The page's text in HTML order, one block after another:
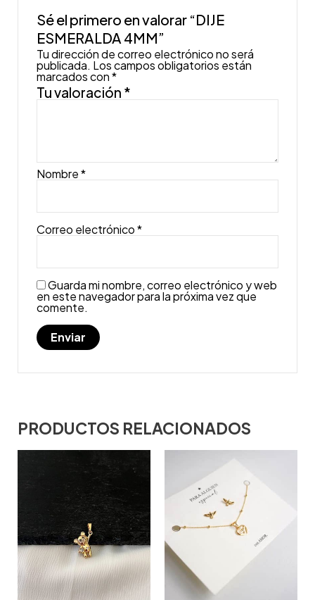
Sé el primero en valorar “DIJE
ESMERALDA 4MM”
Tu dirección de correo electrónico no será
publicada. Los campos obligatorios están
marcados con*
Tu valoración *
Nombre*
Correo electrónico*
Guarda mi nombre, correo electrónico y web
en este navegador para la próxima vez que
comente.
PRODUCTOS RELACIONADOS